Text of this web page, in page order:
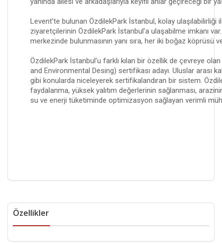
Levent’te bulunan ÖzdilekPark İstanbul, kolay ulaşılabilirliği
ziyaretçilerinin ÖzdilekPark İstanbul’a ulaşabilme imkanı
merkezinde bulunmasının yanı sıra, her iki boğaz köprüsü
ÖzdilekPark İstanbul’u farklı kılan bir özellik de çevreye
and Environmental Desing) sertifikası adayı. Uluslar arası
gibi konularda niceleyerek sertifikalandıran bir sistem.
faydalanma, yüksek yalıtım değerlerinin sağlanması,
su ve enerji tüketiminde optimizasyon sağlayan verimli
Özellikler